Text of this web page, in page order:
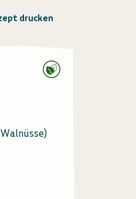
drucken